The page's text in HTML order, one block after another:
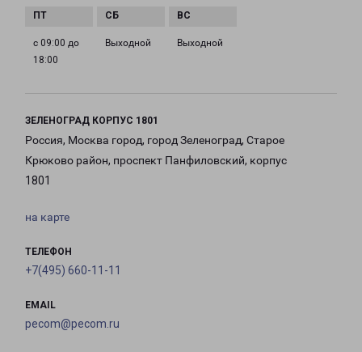
с 09:00 до
18:00
Выходной Выходной
ЗЕЛЕНОГРАД КОРПУС 1801
Россия, Москва город, город Зеленоград, Старое
Крюково район, проспект Панфиловский, корпус
1801
на карте
ТЕЛЕФОН
+7(495) 660-11-11
EMAIL
pecom@pecom.ru